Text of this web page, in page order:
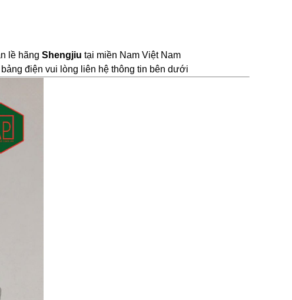
lề hãng Shengjiu tại miền Nam Việt Nam
điện vui lòng liên hệ thông tin bên dưới